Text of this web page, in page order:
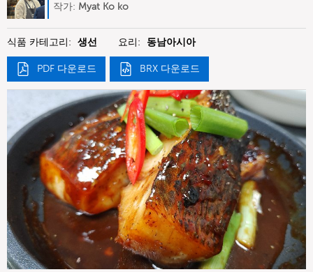
작가: Myat Ko ko
식품 카테고리: 생선 요리: 동남아시아
PDF 다운로드 BRX 다운로드